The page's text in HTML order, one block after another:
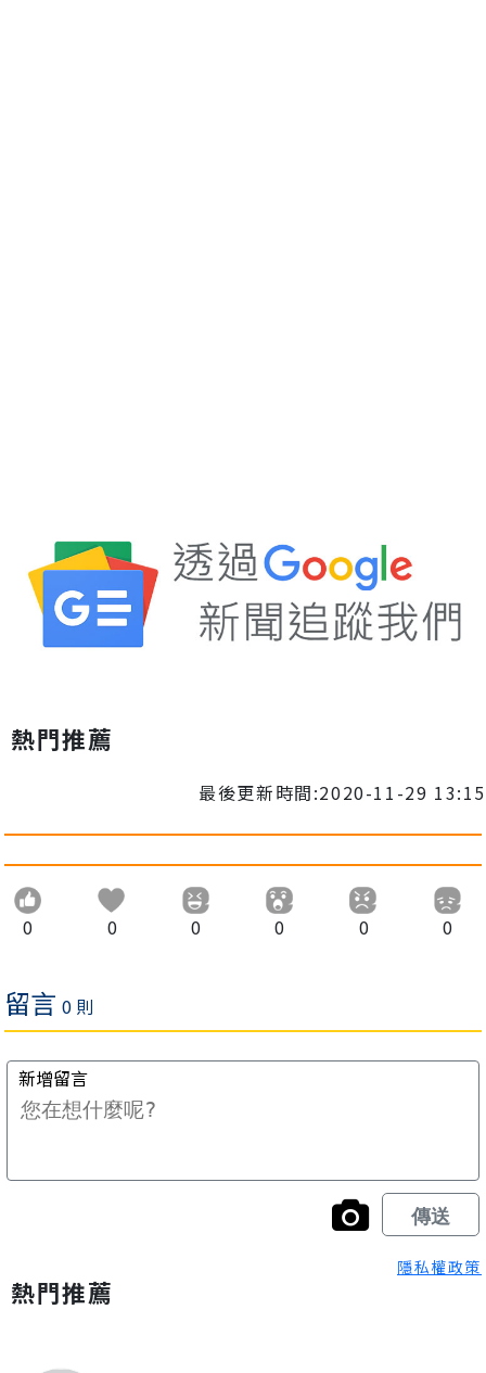
熱門推薦
最後更新時間:2020-11-29 13:15
0 0 0 0 0 0
隱私權政策
熱門推薦